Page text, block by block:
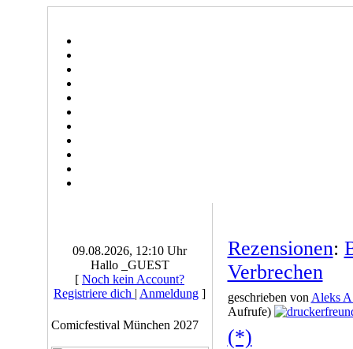
09.08.2026, 12:10 Uhr
Hallo _GUEST
[ Noch kein Account?
Registriere dich | Anmeldung ]
Comicfestival München 2027
Rezensionen:
Verbrechen
geschrieben von Aleks
Aufrufe)
(*)